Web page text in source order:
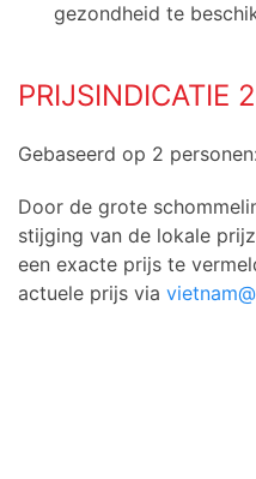
gezondheid te
PRIJSINDICATIE
Gebaseerd op 2
Door de grote
stijging van de lokale
een exacte prijs te
actuele prijs via